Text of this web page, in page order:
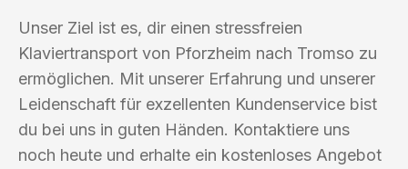
Unser Ziel ist es, dir einen stressfreien
Klaviertransport von Pforzheim nach Tromso zu
ermöglichen. Mit unserer Erfahrung und unserer
Leidenschaft für exzellenten Kundenservice bist
du bei uns in guten Händen. Kontaktiere uns
noch heute und erhalte ein kostenloses Angebot